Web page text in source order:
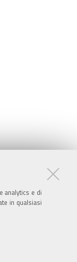
analytics e di
in qualsiasi